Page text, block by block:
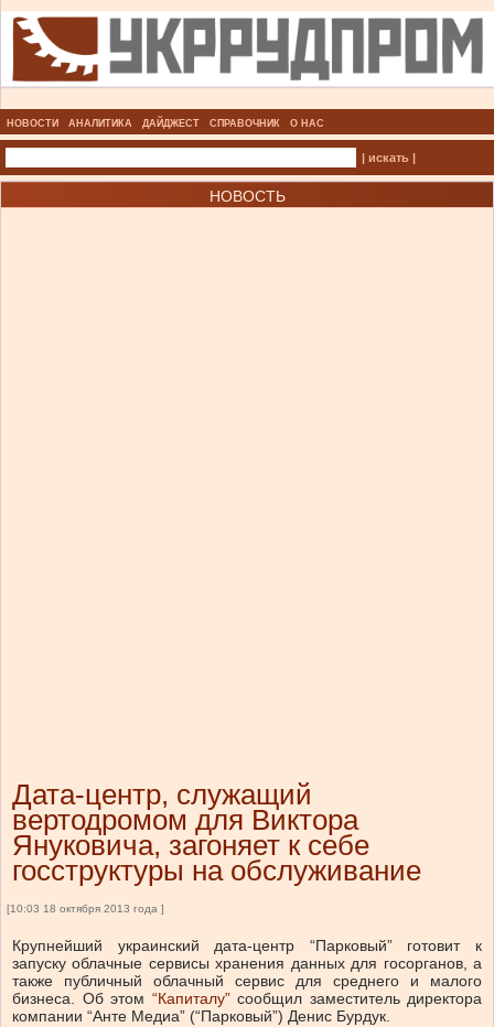
НОВОСТИ АНАЛИТИКА ДАЙДЖЕСТ СПРАВОЧНИК О НАС
| искать |
НОВОСТЬ
Дата-центр, служащий
вертодромом для Виктора
Януковича, загоняет к себе
госструктуры на обслуживание
[10:03 18 октября 2013 года ]
Крупнейший украинский дата-центр “Парковый” готовит к
запуску облачные сервисы хранения данных для госорганов, а
также публичный облачный сервис для среднего и малого
бизнеса. Об этом “Капиталу”сообщил заместитель директора
компании “Анте Медиа” (“Парковый”) Денис Бурдук.